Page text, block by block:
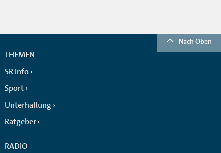
Nach Oben
THEMEN
SR info
Sport
Unterhaltung
Ratgeber
RADIO